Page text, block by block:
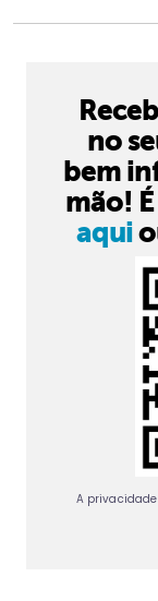
no
bem
mão!
aqui
A